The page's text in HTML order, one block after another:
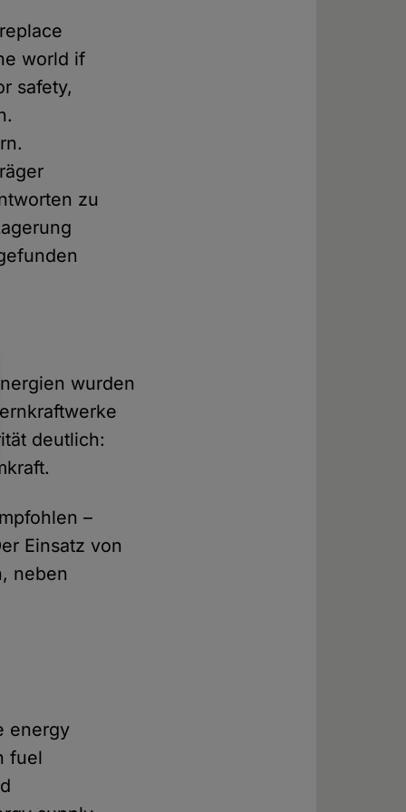
world if
safety,
zu
wurden
deutlich:
–
Einsatz von
neben
energy
fuel